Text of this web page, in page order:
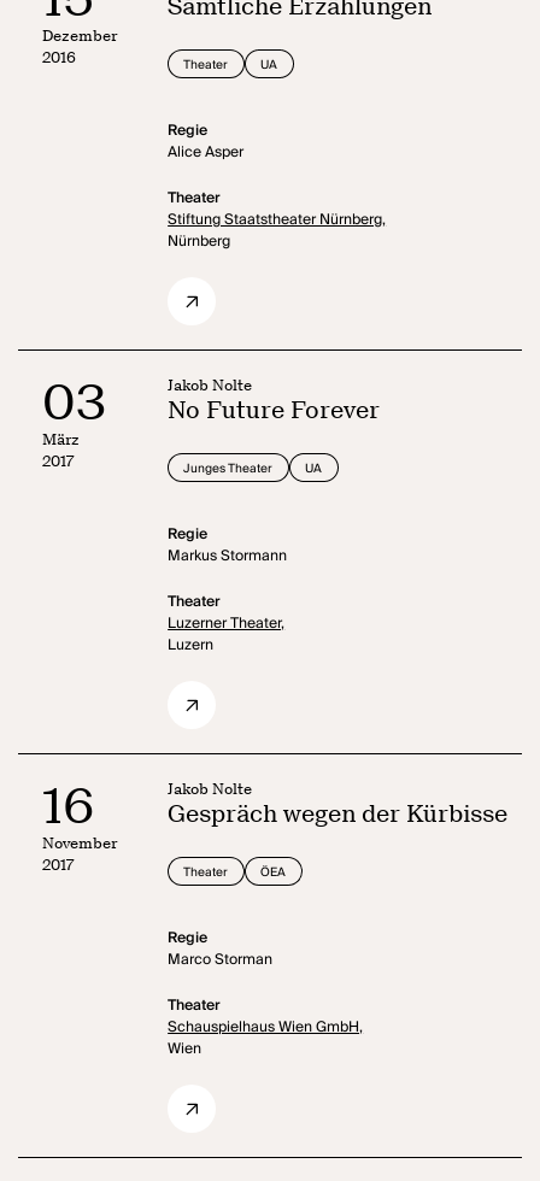
Dezember
2016
Sämtliche Erzählungen
Theater UA
Regie
Alice Asper
Theater
Stiftung Staatstheater Nürnberg,
Nürnberg
03
März
2017
Jakob Nolte
No Future Forever
Junges Theater UA
Regie
Markus Stormann
Theater
Luzerner Theater,
Luzern
16
November
2017
Jakob Nolte
Gespräch wegen der Kürbisse
Theater ÖEA
Regie
Marco Storman
Theater
Schauspielhaus Wien GmbH,
Wien